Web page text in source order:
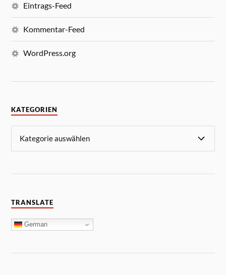
Eintrags-Feed
Kommentar-Feed
WordPress.org
KATEGORIEN
TRANSLATE
German